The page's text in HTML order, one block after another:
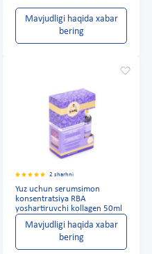
Mavjudligi haqida xabar
bering
2 sharhni
Yuz uchun serumsimon
konsentratsiya RBA
yoshartiruvchi kollagen 50ml
Mavjudligi haqida xabar
bering